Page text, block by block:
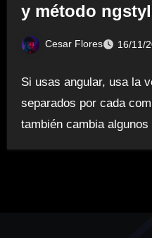
y método
Cesar Flores 16/11/
Si usas angular, usa la
separados por cada
también cambia